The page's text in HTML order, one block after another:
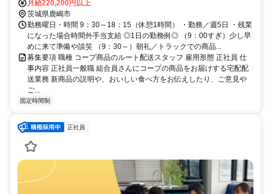
月給220,200円以上
茨城県鹿嶋市
勤務曜日・時間 9：30～18：15（休憩1時間） ・勤務／週5日 ・残業
になった場合時間外手当支給 ◎1日の勤務例◎ （9：00すぎ）少し早
めに来て準備や談笑 （9：30～）朝礼／トラックでの商品...
募集要項 職種 コープ商品のルート配送スタッフ 雇用形態 正社員 仕
事内容 正社員一般職 組合員さんにコープの商品をお届けする宅配配
送業務 新商品の説明や、おいしい食べ方をお伝えしたり、ご意見や
ご...
固定時間制
正社員